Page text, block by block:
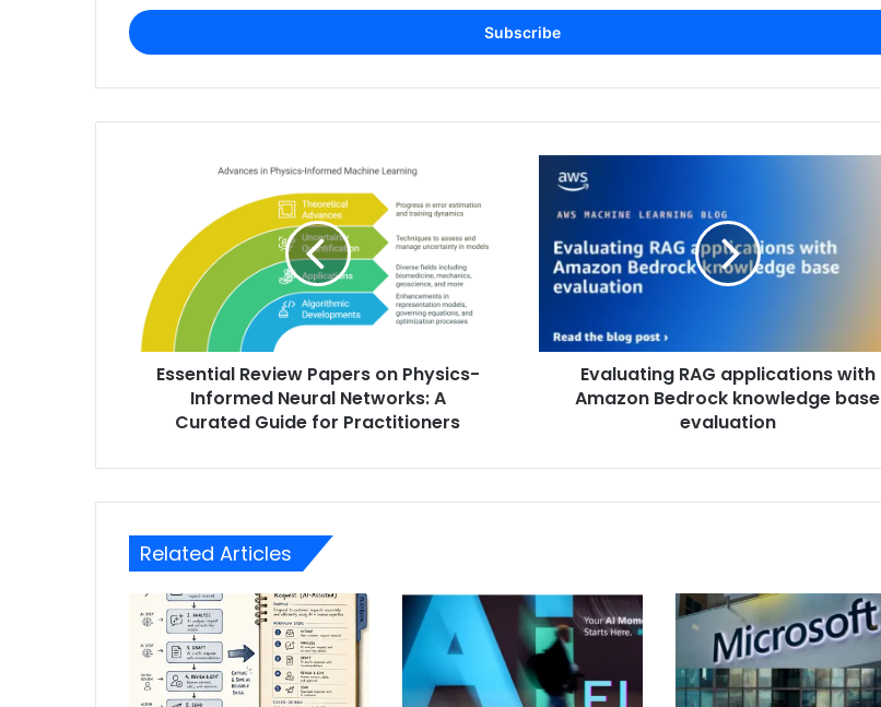
Email
address
Essential Review Papers on Physics-
Informed Neural Networks: A
Curated Guide for Practitioners
Evaluating RAG applications with
Amazon Bedrock knowledge base
evaluation
Related Articles